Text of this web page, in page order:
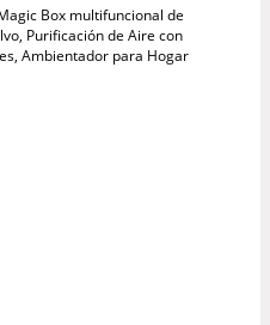
Box multifuncional de
Purificación de Aire con
Ambientador para Hogar